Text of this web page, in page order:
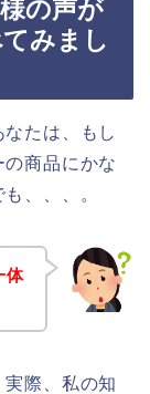
の声が
みまし
たは、もし
商品にかな
、、、。
体
際、私の知